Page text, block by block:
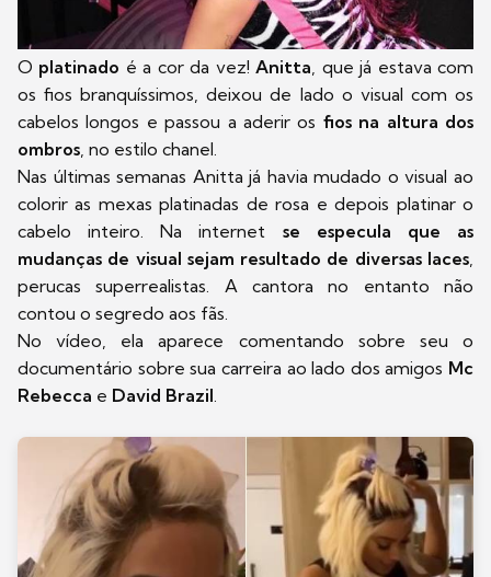
O platinado é a cor da vez!Anitta , que já estava com
os fios branquíssimos, deixou de lado o visual com os
cabelos longos e passou a aderir os fios na altura dos
ombros , no estilo chanel.
Nas últimas semanas Anitta já havia mudado o visual ao
colorir as mexas platinadas de rosa e depois platinar o
cabelo inteiro. Na internet se especula que as
mudanças de visual sejam resultado de diversas laces
perucas superrealistas. A cantora no entanto não
contou o segredo aos fãs.
No vídeo, ela aparece comentando sobre seu o
documentário sobre sua carreira ao lado dos amigos Mc
Rebecca e David Brazil